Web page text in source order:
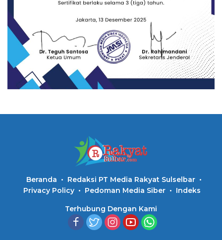
Beranda
Redaksi PT Media Rakyat Sulselbar
Privacy Policy
Pedoman Media Siber Indeks
Terhubung Dengan Kami